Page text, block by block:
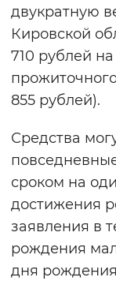
двукратную
Кировской
710 рублей
855 рублей).
Средства
сроком на
достижения
заявления в
рождения
дня